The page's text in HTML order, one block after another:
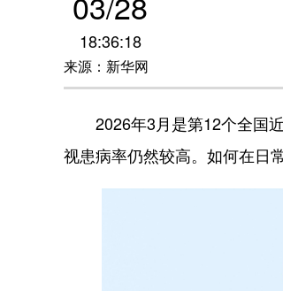
18:36:18
来源：新华网
2026年3月是第12个全国近
视患病率仍然较高。如何在日